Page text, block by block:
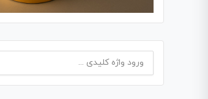
جستجو
برای: